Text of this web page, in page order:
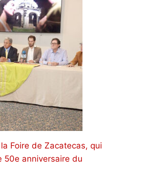
Foire de Zacatecas, qui
50e anniversaire du